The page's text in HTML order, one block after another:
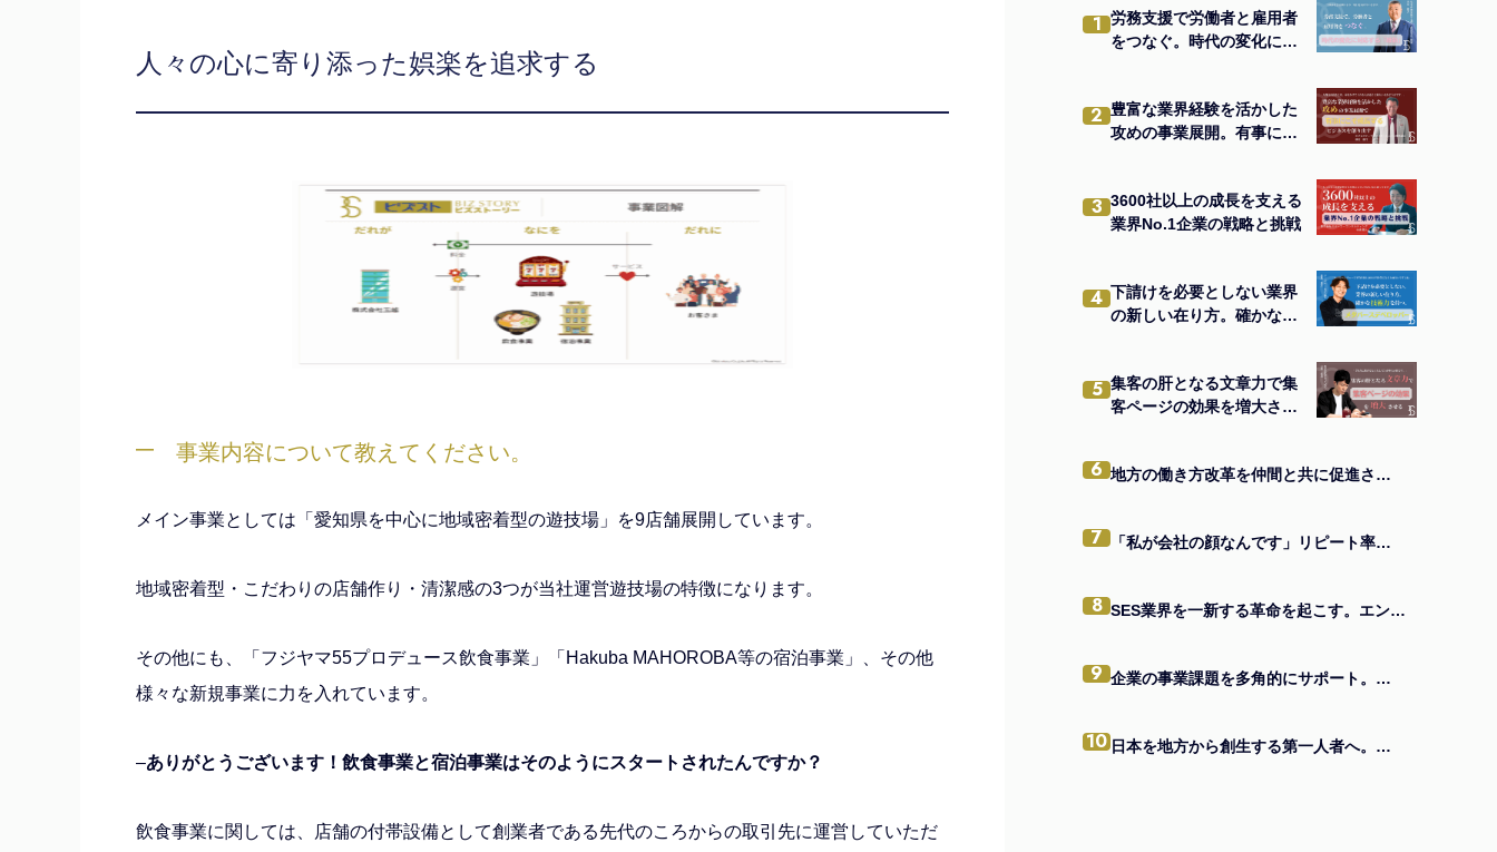
人々の心に寄り添った娯楽を追求する
事業内容について教えてください。
メイン事業としては「愛知県を中心に地域密着型の遊技場」を9店舗展開しています。
地域密着型・こだわりの店舗作り・清潔感の3つが当社運営遊技場の特徴になります。
その他にも、「フジヤマ55プロデュース飲食事業」「Hakuba MAHOROBA等の宿泊事業」、その他
様々な新規事業に力を入れています。
–ありがとうございます！飲食事業と宿泊事業はそのようにスタートされたんですか？
飲食事業に関しては、店舗の付帯設備として創業者である先代のころからの取引先に運営していただ
1 労務支援で労働者と雇用者
をつなぐ。時代の変化に対
2 豊富な業界経験を活かした
攻めの事業展開。有事にこ
3 3600社以上の成長を支える
業界No.1企業の戦略と挑戦
4 下請けを必要としない業界
の新しい在り方。確かな技
5 集客の肝となる文章力で集
客ページの効果を増大させ
6 地方の働き方改革を仲間と共に促進させる。中小企業を元気にする四代目社長のビジョン。
7 「私が会社の顔なんです」リピート率「8割」の秘訣
8 SES業界を一新する革命を起こす。エンジニアの価値向上を掲げる、エンジニアファースト企業。
9 企業の事業課題を多角的にサポート。頼れる中小企業の駆け込み寺へ
10 日本を地方から創生する第一人者へ。窮地を乗り越えたメンバーと共に。